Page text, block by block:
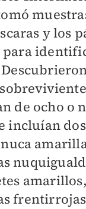
y los
para
de ocho o
incluían